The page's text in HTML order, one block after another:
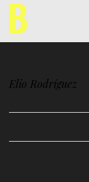
Saltar
contenido
Elio Rodríguez